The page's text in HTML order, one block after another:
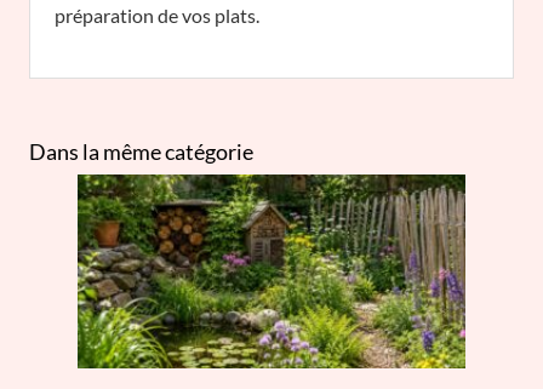
préparation de vos plats.
Dans la même catégorie